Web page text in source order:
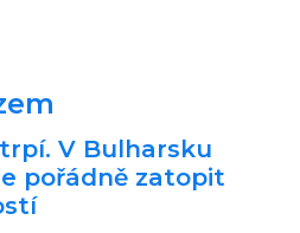
V Bulharsku
pořádně zatopit